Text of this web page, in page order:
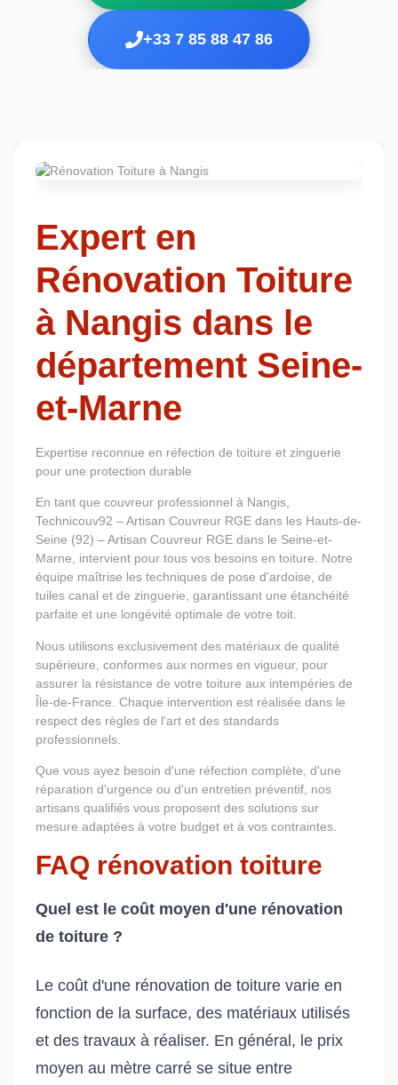
+33 7 85 88 47 86
Expert en
Rénovation Toiture
à Nangis dans le
département Seine-
et-Marne
Expertise reconnue en réfection de toiture et zinguerie
pour une protection durable
En tant que couvreur professionnel à Nangis,
Technicouv92 – Artisan Couvreur RGE dans les Hauts-de-
Seine (92) – Artisan Couvreur RGE dans le Seine-et-
Marne, intervient pour tous vos besoins en toiture. Notre
équipe maîtrise les techniques de pose d'ardoise, de
tuiles canal et de zinguerie, garantissant une étanchéité
parfaite et une longévité optimale de votre toit.
Nous utilisons exclusivement des matériaux de qualité
supérieure, conformes aux normes en vigueur, pour
assurer la résistance de votre toiture aux intempéries de
Île-de-France. Chaque intervention est réalisée dans le
respect des règles de l'art et des standards
professionnels.
Que vous ayez besoin d'une réfection complète, d'une
réparation d'urgence ou d'un entretien préventif, nos
artisans qualifiés vous proposent des solutions sur
mesure adaptées à votre budget et à vos contraintes.
FAQ rénovation toiture
Quel est le coût moyen d'une rénovation
de toiture ?
Le coût d'une rénovation de toiture varie en
fonction de la surface, des matériaux utilisés
et des travaux à réaliser. En général, le prix
moyen au mètre carré se situe entre